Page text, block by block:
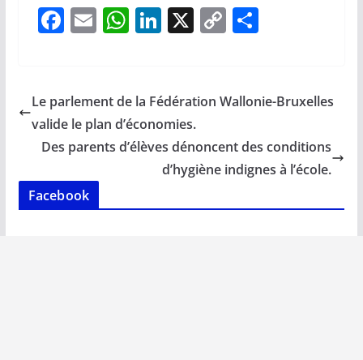
F
b
o
o
k
E
l
W
s
A
p
Li
e
dI
n
X C
y
n
k
P
g
Le parlement de la Fédération Wallonie-Bruxelles
valide le plan d’économies.
Des parents d’élèves dénoncent des conditions
d’hygiène indignes à l’école.
Facebook